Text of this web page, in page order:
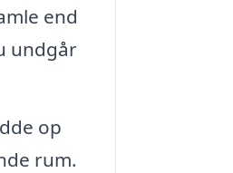
end
undgår
op
rum.